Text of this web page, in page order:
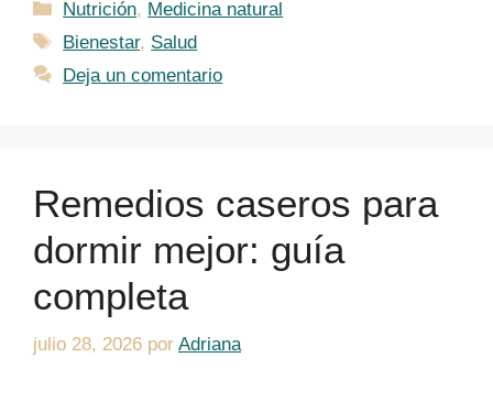
Categorías
Nutrición, Medicina natural
Etiquetas
Bienestar, Salud
Deja un comentario
Remedios caseros para
dormir mejor: guía
completa
julio 28, 2026 por Adriana